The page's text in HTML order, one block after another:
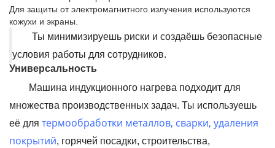
Для защиты от электромагнитного излучения используются
кожухи и экраны.
Ты минимизируешь риски и создаёшь безопасные
условия работы для сотрудников.
Универсальность
Машина индукционного нагрева подходит для
множества производственных задач. Ты используешь
её для термообработки металлов, сварки, удаления
покрытий, горячей посадки, строительства,